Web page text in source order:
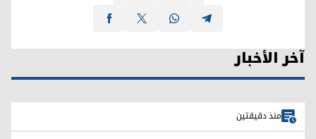
آخر الأخبار
منذ دقيقتين